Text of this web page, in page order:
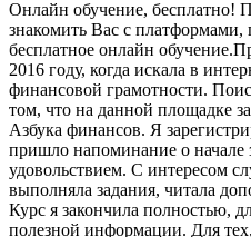
Онлайн обучение, бесплатно!
знакомить Вас с
бесплатное онлайн
2016 году, когда искала в
финансовой грамотности.
том, что на данной площадке
Азбука финансов. Я
пришло напоминание о начале
удовольствием. С интересом
выполняла задания, читала
Курс я закончила полностью,
полезной информации. Для